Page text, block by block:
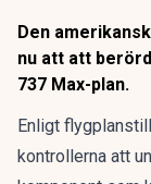
Den
nu att att
737 Max-plan.
Enligt
kontrollerna att